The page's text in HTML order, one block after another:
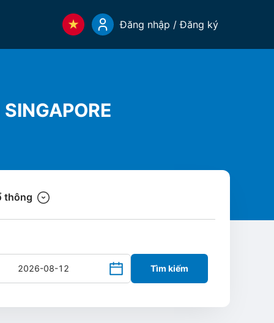
Đăng nhập / Đăng ký
thông
Tìm kiếm